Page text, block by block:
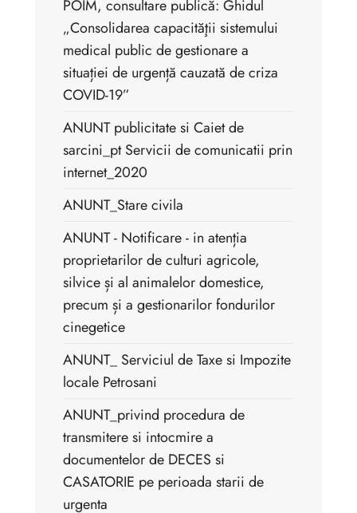
POIM, consultare publică: Ghidul
„Consolidarea capacităţii sistemului
medical public de gestionare a
situației de urgență cauzată de criza
COVID-19”
ANUNT publicitate si Caiet de
sarcini_pt Servicii de comunicatii prin
internet_2020
ANUNT_Stare civila
ANUNT - Notificare - in atenția
proprietarilor de culturi agricole,
silvice și al animalelor domestice,
precum și a gestionarilor fondurilor
cinegetice
ANUNT_ Serviciul de Taxe si Impozite
locale Petrosani
ANUNT_privind procedura de
transmitere si intocmire a
documentelor de DECES si
CASATORIE pe perioada starii de
urgenta